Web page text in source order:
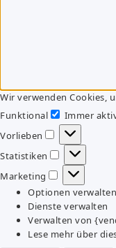
Wir verwenden Cookies,
Funktional
Funktional
Immer
Vorlieben
Vorlieben
Statistiken
Statistiken
Marketing
Marketing
Optionen verwalten
Dienste verwalten
Verwalten von
Lese mehr über